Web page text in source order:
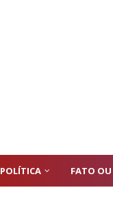
POLÍTICA FATO OU